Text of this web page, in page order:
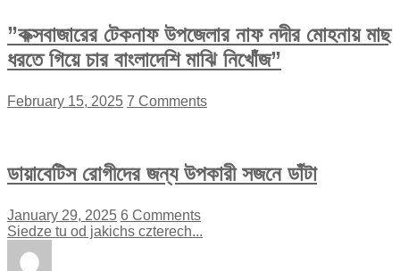
”কক্সবাজারের টেকনাফ উপজেলার নাফ নদীর মোহনায় মাছ
ধরতে গিয়ে চার বাংলাদেশি মাঝি নিখোঁজ”
February 15, 2025 7 Comments
ডায়াবেটিস রোগীদের জন্য উপকারী সজনে ডাঁটা
January 29, 2025 6 Comments
Siedze tu od jakichs czterech...